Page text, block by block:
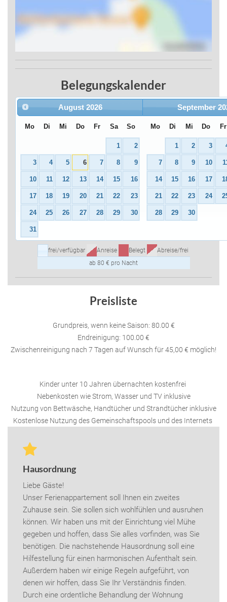
Belegungskalender
August 2026
Mo Di Mi Do Fr Sa So
1 2
3 4 5 6 7 8 9
10 11 12 13 14 15 16
17 18 19 20 21 22 23
24 25 26 27 28 29 30
31
September
Mo Di Mi Do Fr
1 2 3
7 8 9 10
14 15 16 17
21 22 23 24
28 29 30
frei/verfügbar Anreise Belegt
Abreise/frei
ab 80 € pro Nacht
Preisliste
Grundpreis, wenn keine Saison: 80.00 €
Endreinigung: 100.00 €
Zwischenreinigung nach 7 Tagen auf Wunsch für 45,00 € möglich!
Kinder unter 10 Jahren übernachten kostenfrei
Nebenkosten wie Strom, Wasser und TV inklusive
Nutzung von Bettwäsche, Handtücher und Strandtücher inklusive
Kostenlose Nutzung des Gemeinschaftspools und des Internets
Hausordnung
Liebe Gäste!
Unser Ferienappartement soll Ihnen ein zweites
Zuhause sein. Sie sollen sich wohlfühlen und ausruhen
können. Wir haben uns mit der Einrichtung viel Mühe
gegeben und hoffen, dass Sie alles vorfinden, was Sie
benötigen. Die nachstehende Hausordnung soll eine
Hilfestellung für einen harmonischen Aufenthalt sein.
Außerdem haben wir einige Regeln aufgeführt, von
denen wir hoffen, dass Sie Ihr Verständnis finden.
Durch eine ordentliche Behandlung der Wohnung